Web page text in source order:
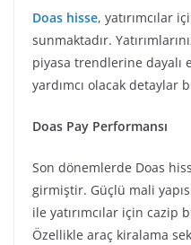
Doas hisse, yatırımcılar
sunmaktadır.
piyasa trendlerine dayalı
yardımcı olacak detaylar
Doas Pay Performansı
Son dönemlerde Doas
girmiştir. Güçlü mali
ile yatırımcılar için cazip
Özellikle araç kiralama